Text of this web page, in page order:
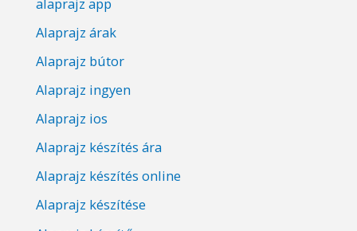
Alaprajz árak
Alaprajz bútor
Alaprajz ingyen
Alaprajz ios
Alaprajz készítés ára
Alaprajz készítés online
Alaprajz készítése